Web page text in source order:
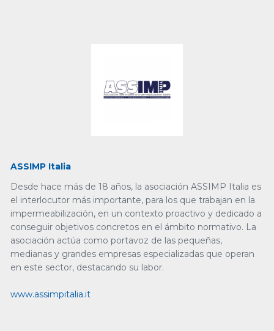
ASSIMP Italia
Desde hace más de 18 años, la asociación ASSIMP Italia es
el interlocutor más importante, para los que trabajan en la
impermeabilización, en un contexto proactivo y dedicado a
conseguir objetivos concretos en el ámbito normativo. La
asociación actúa como portavoz de las pequeñas,
medianas y grandes empresas especializadas que operan
en este sector, destacando su labor.
www.assimpitalia.it